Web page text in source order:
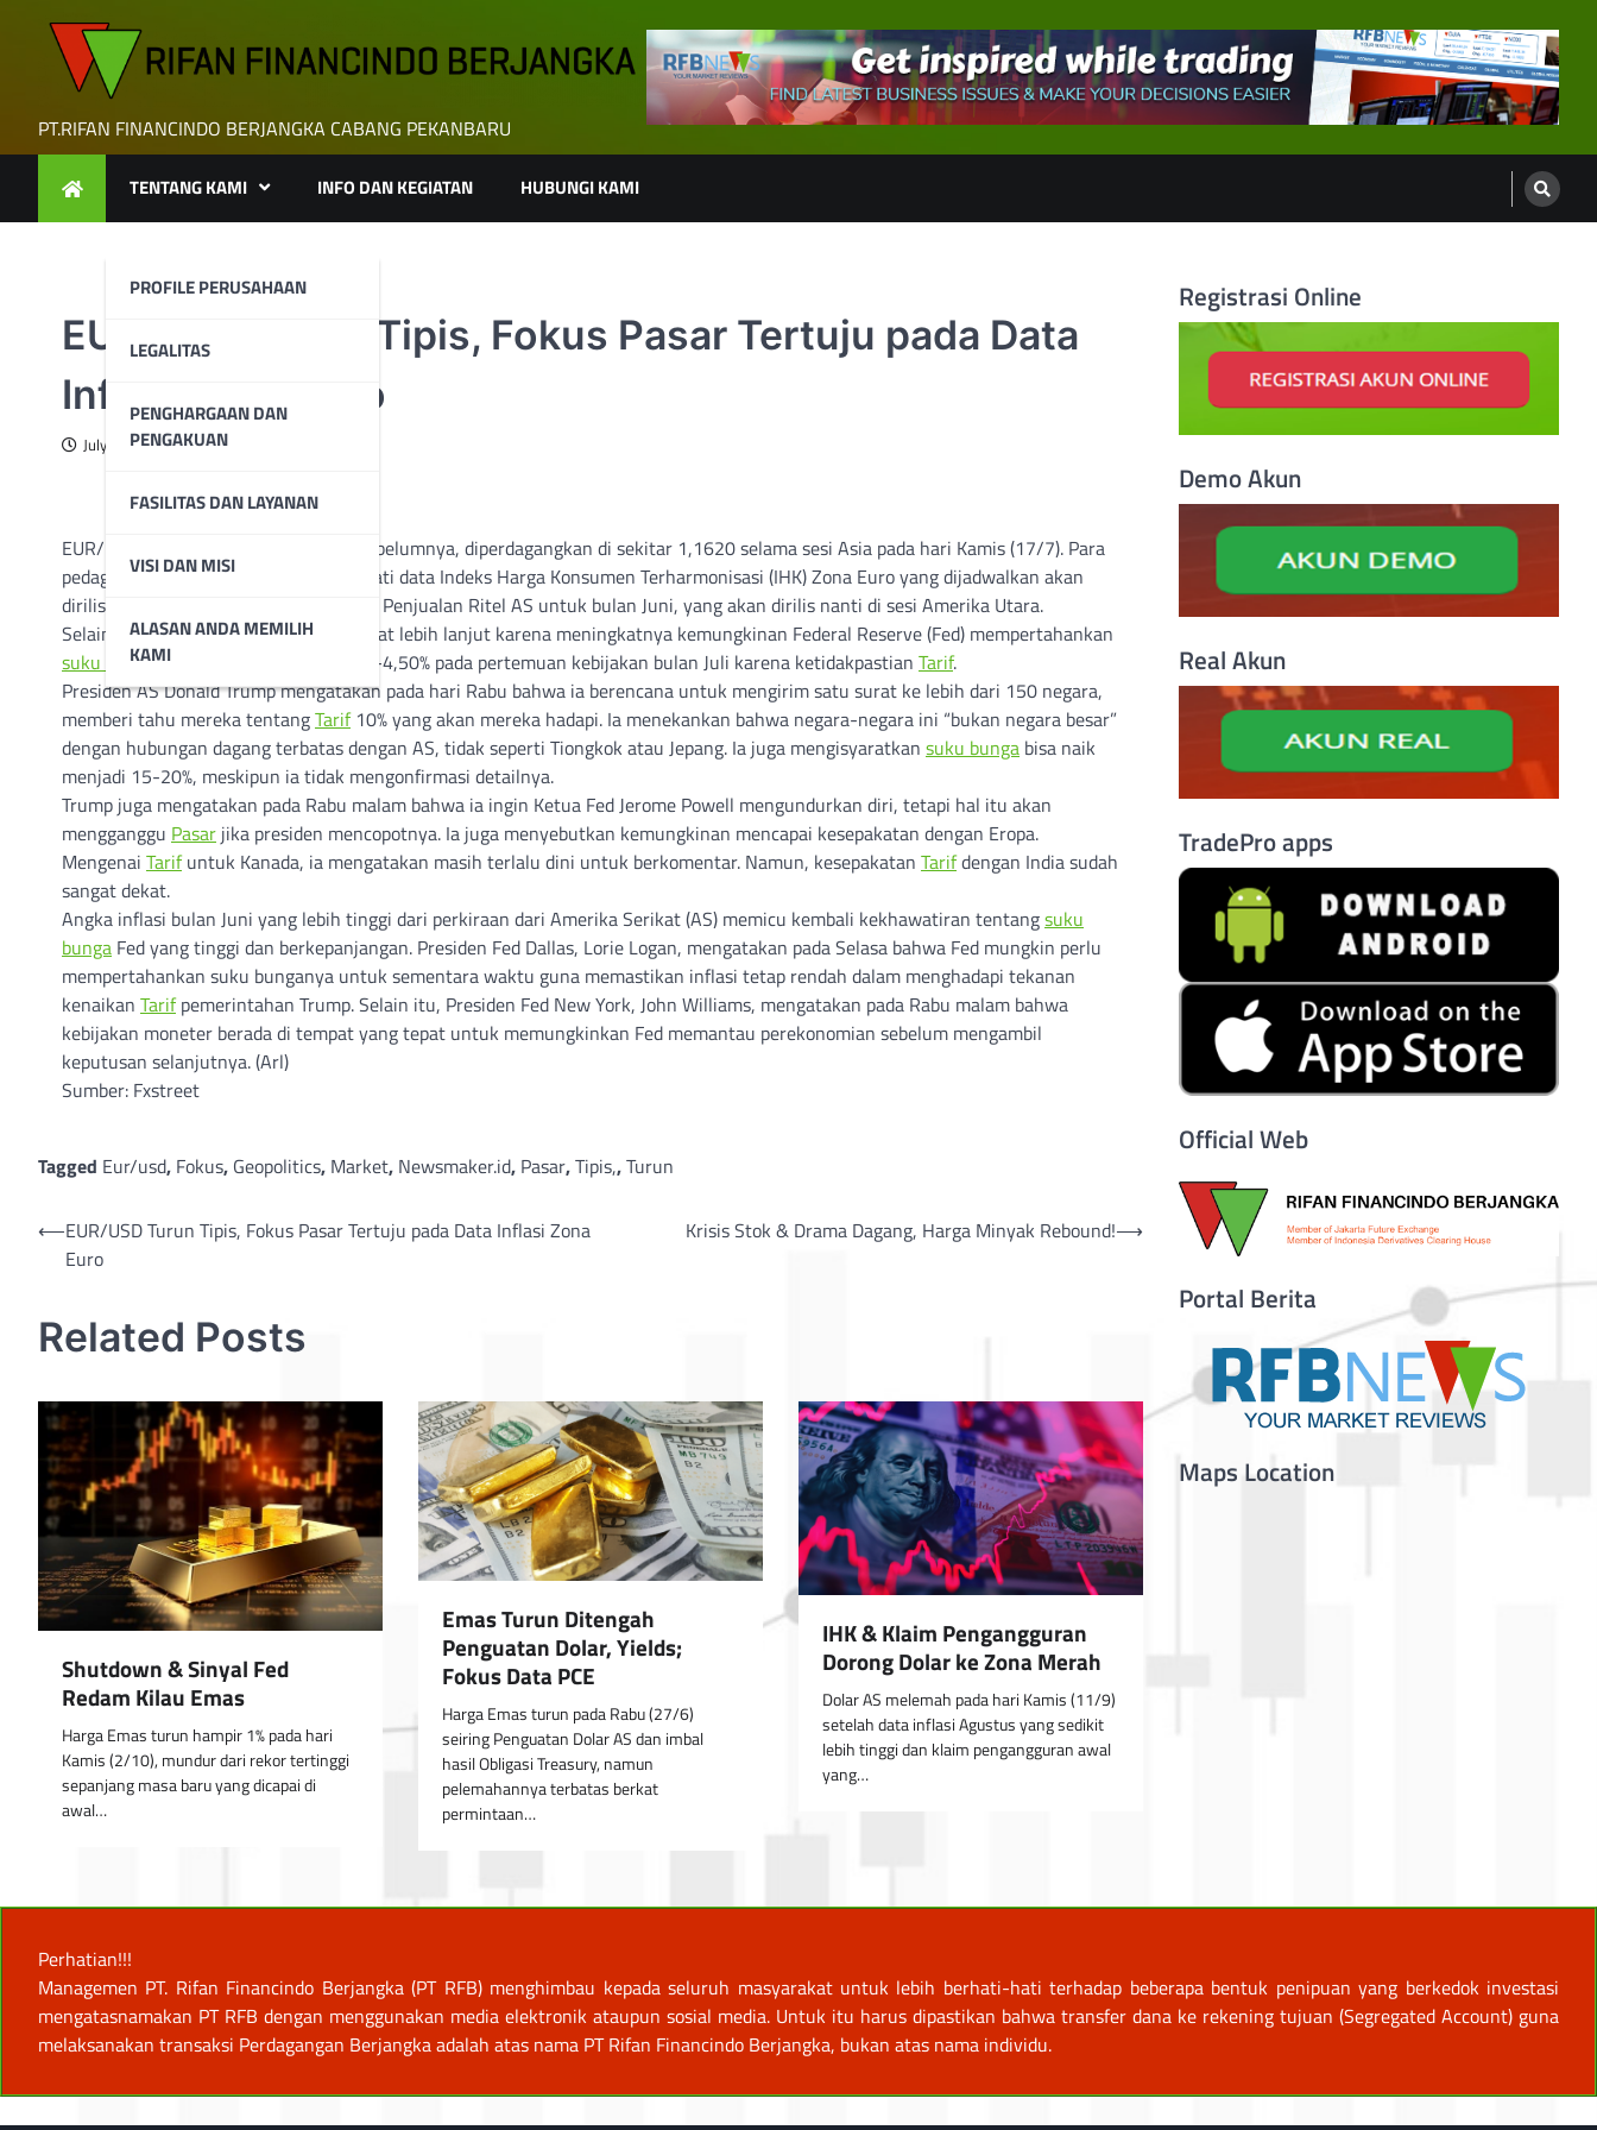
PT.RIFAN FINANCINDO BERJANGKA CABANG PEKANBARU
TENTANG KAMI
PROFILE PERUSAHAAN
LEGALITAS
PENGHARGAAN DAN
PENGAKUAN
FASILITAS DAN LAYANAN
VISI DAN MISI
ALASAN ANDA MEMILIH
KAMI
INFO DAN KEGIATAN HUBUNGI KAMI
EUR/USD Turun Tipis, Fokus Pasar Tertuju pada Data
Inflasi Zona Euro
July 17, 2025
EUR/USD mencoba bangkit dari sesi sebelumnya, diperdagangkan di sekitar 1,1620 selama sesi Asia pada hari Kamis (17/7). Para
pedagang kemungkinan akan mengamati data Indeks Harga Konsumen Terharmonisasi (IHK) Zona Euro yang dijadwalkan akan
dirilis nanti. Fokus akan beralih ke data Penjualan Ritel AS untuk bulan Juni, yang akan dirilis nanti di sesi Amerika Utara.
Selain itu,DolarAS (USD) dapat menguat lebih lanjut karena meningkatnya kemungkinan Federal Reserve (Fed) mempertahankan
suku bungaacuannya di kisaran 4,25%-4,50% pada pertemuan kebijakan bulan Juli karena ketidakpastian Tarif.
Presiden AS Donald Trump mengatakan pada hari Rabu bahwa ia berencana untuk mengirim satu surat ke lebih dari 150 negara,
memberi tahu mereka tentangTarif10% yang akan mereka hadapi. Ia menekankan bahwa negara-negara ini “bukan negara besar”
dengan hubungan dagang terbatas dengan AS, tidak seperti Tiongkok atau Jepang. Ia juga mengisyaratkan suku bunga bisa naik
menjadi 15-20%, meskipun ia tidak mengonfirmasi detailnya.
Trump juga mengatakan pada Rabu malam bahwa ia ingin Ketua Fed Jerome Powell mengundurkan diri, tetapi hal itu akan
mengganggu Pasar jika presiden mencopotnya. Ia juga menyebutkan kemungkinan mencapai kesepakatan dengan Eropa.
Mengenai Tarifuntuk Kanada, ia mengatakan masih terlalu dini untuk berkomentar. Namun, kesepakatan Tarifdengan India sudah
sangat dekat.
Angka inflasi bulan Juni yang lebih tinggi dari perkiraan dari Amerika Serikat (AS) memicu kembali kekhawatiran tentangsuku
bunga Fed yang tinggi dan berkepanjangan. Presiden Fed Dallas, Lorie Logan, mengatakan pada Selasa bahwa Fed mungkin perlu
mempertahankan suku bunganya untuk sementara waktu guna memastikan inflasi tetap rendah dalam menghadapi tekanan
kenaikan Tarifpemerintahan Trump. Selain itu, Presiden Fed New York, John Williams, mengatakan pada Rabu malam bahwa
kebijakan moneter berada di tempat yang tepat untuk memungkinkan Fed memantau perekonomian sebelum mengambil
keputusan selanjutnya. (Arl)
Sumber: Fxstreet
Tagged Eur/usd, Fokus, Geopolitics, Market, Newsmaker.id, Pasar,Tipis,,Turun
Post
navigation
⟵EUR/USD Turun Tipis, Fokus Pasar Tertuju pada Data Inflasi Zona
Euro
Krisis Stok & Drama Dagang, Harga Minyak Rebound!⟶
Related Posts
Shutdown & Sinyal Fed
Redam Kilau Emas
Harga Emas turun hampir 1% pada hari
Kamis (2/10), mundur dari rekor tertinggi
sepanjang masa baru yang dicapai di
awal…
Emas Turun Ditengah
Penguatan Dolar, Yields;
Fokus Data PCE
Harga Emas turun pada Rabu (27/6)
seiring Penguatan Dolar AS dan imbal
hasil Obligasi Treasury, namun
pelemahannya terbatas berkat
permintaan…
IHK & Klaim Pengangguran
Dorong Dolar ke Zona Merah
Dolar AS melemah pada hari Kamis (11/9)
setelah data inflasi Agustus yang sedikit
lebih tinggi dan klaim pengangguran awal
yang…
Registrasi Online
Demo Akun
Real Akun
TradePro apps
Official Web
Portal Berita
Maps Location
Perhatian!!!
Managemen PT. Rifan Financindo Berjangka (PT RFB) menghimbau kepada seluruh masyarakat untuk lebih berhati-hati terhadap beberapa bentuk penipuan yang berkedok investasi
mengatasnamakan PT RFB dengan menggunakan media elektronik ataupun sosial media. Untuk itu harus dipastikan bahwa transfer dana ke rekening tujuan (Segregated Account) guna
melaksanakan transaksi Perdagangan Berjangka adalah atas nama PT Rifan Financindo Berjangka, bukan atas nama individu.